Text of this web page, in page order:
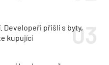
Developeři přišli s byty,
kupující